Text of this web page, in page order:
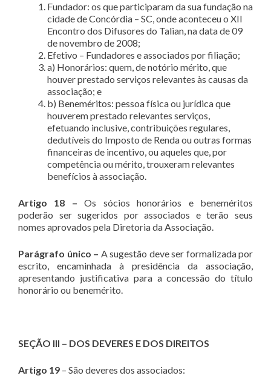
Fundador: os que participaram da sua fundação na
cidade de Concórdia – SC, onde aconteceu o XII
Encontro dos Difusores do Talian, na data de 09
de novembro de 2008;
Efetivo – Fundadores e associados por filiação;
a) Honorários: quem, de notório mérito, que
houver prestado serviços relevantes às causas da
associação; e
b) Beneméritos: pessoa física ou jurídica que
houverem prestado relevantes serviços,
efetuando inclusive, contribuições regulares,
dedutíveis do Imposto de Renda ou outras formas
financeiras de incentivo, ou aqueles que, por
competência ou mérito, trouxeram relevantes
benefícios à associação.
Artigo 18 –Os sócios honorários e beneméritos
poderão ser sugeridos por associados e terão seus
nomes aprovados pela Diretoria da Associação.
Parágrafo único – A sugestão deve ser formalizada por
escrito, encaminhada à presidência da associação,
apresentando justificativa para a concessão do título
honorário ou benemérito.
SEÇÃO III – DOS DEVERES E DOS DIREITOS
Artigo 19 – São deveres dos associados: